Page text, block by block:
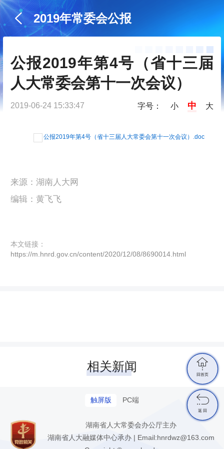
2019年常委会公报
公报2019年第4号（省十三届
人大常委会第十一次会议）
2019-06-24 15:33:47 字号： 小 中 大
公报2019年第4号（省十三届人大常委会第十一次会议）.doc
来源：湖南人大网
编辑：黄飞飞
本文链接：
https://m.hnrd.gov.cn/content/2020/12/08/8690014.html
相关新闻
触屏版 PC端
湖南省人大常委会办公厅主办
湖南省人大融媒体中心承办 | Email:hnrdwz@163.com

回首页

返 回